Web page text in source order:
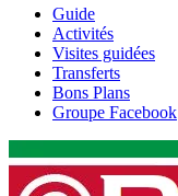
Guide
Activités
Visites guidées
Transferts
Bons Plans
Groupe Facebook